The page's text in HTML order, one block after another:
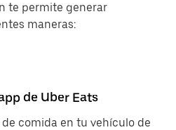
te permite generar
maneras:
de Uber Eats
comida en tu vehículo de